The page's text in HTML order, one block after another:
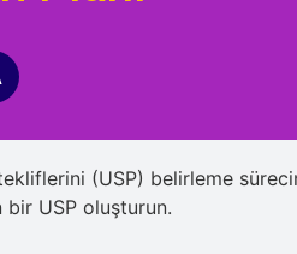
(USP) belirleme
bir USP oluşturun.